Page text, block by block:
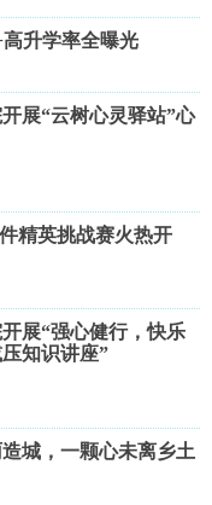
升学率全曝光
展“云树心灵驿站”心
精英挑战赛火热开
展“强心健行，快乐
知识讲座”
城，一颗心未离乡土